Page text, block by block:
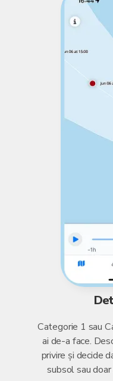
Categorie 1 sau
ai de-a face.
privire și decide
subsol sau